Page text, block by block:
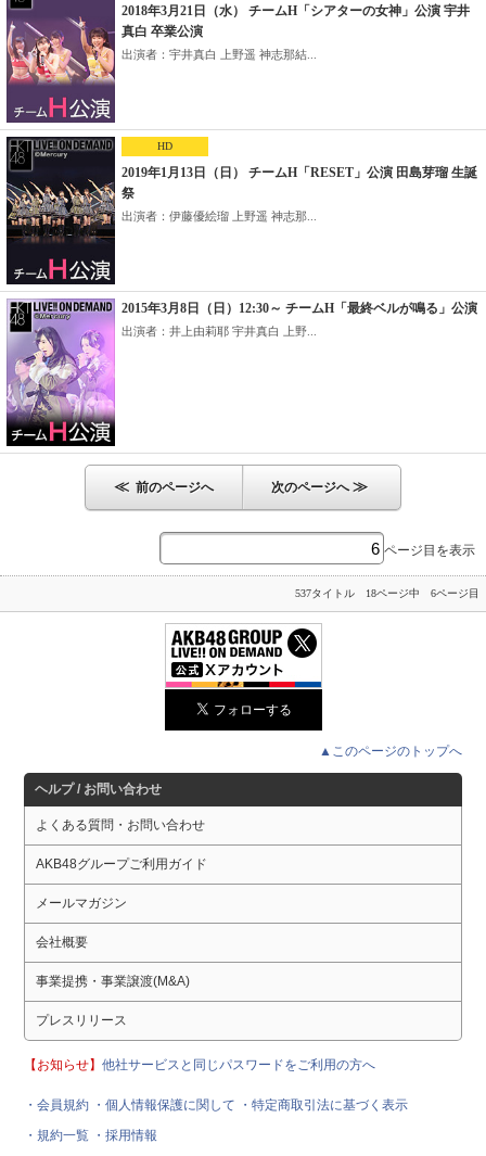
2018年3月21日（水） チームH「シアターの女神」公演 宇井
真白 卒業公演
出演者：宇井真白 上野遥 神志那結...
HD
2019年1月13日（日） チームH「RESET」公演 田島芽瑠 生誕
祭
出演者：伊藤優絵瑠 上野遥 神志那...
2015年3月8日（日）12:30～ チームH「最終ベルが鳴る」公演
出演者：井上由莉耶 宇井真白 上野...
≪ 前のページへ 次のページへ≫
ページ目を表示
537タイトル 18ページ中 6ページ目
▲このページのトップへ
ヘルプ / お問い合わせ
よくある質問・お問い合わせ
AKB48グループご利用ガイド
メールマガジン
会社概要
事業提携・事業譲渡(M&A)
プレスリリース
【お知らせ】他社サービスと同じパスワードをご利用の方へ
・会員規約 ・個人情報保護に関して
・特定商取引法に基づく表示
・規約一覧 ・採用情報